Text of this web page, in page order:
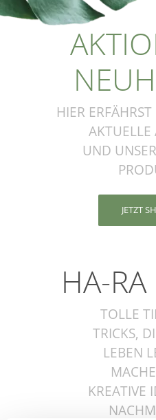
HIER
UND
JETZT
HA-
TOLLE
TRICKS,
LEBEN
KREATIVE